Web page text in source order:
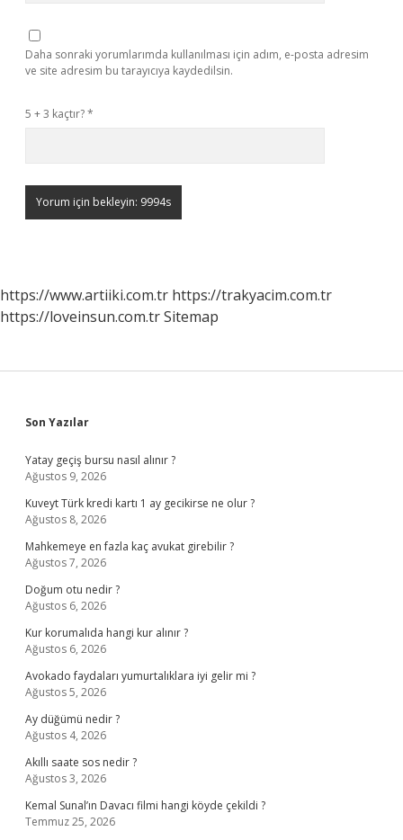
Daha sonraki yorumlarımda kullanılması için adım, e-posta adresim
ve site adresim bu tarayıcıya kaydedilsin.
5 + 3 kaçtır?*
https://www.artiiki.com.tr https://trakyacim.com.tr
https://loveinsun.com.trSitemap
Sidebar
Son Yazılar
Yatay geçiş bursu nasıl alınır ?
Ağustos 9, 2026
Kuveyt Türk kredi kartı 1 ay gecikirse ne olur ?
Ağustos 8, 2026
Mahkemeye en fazla kaç avukat girebilir ?
Ağustos 7, 2026
Doğum otu nedir ?
Ağustos 6, 2026
Kur korumalıda hangi kur alınır ?
Ağustos 6, 2026
Avokado faydaları yumurtalıklara iyi gelir mi ?
Ağustos 5, 2026
Ay düğümü nedir ?
Ağustos 4, 2026
Akıllı saate sos nedir ?
Ağustos 3, 2026
Kemal Sunal’ın Davacı filmi hangi köyde çekildi ?
Temmuz 25, 2026